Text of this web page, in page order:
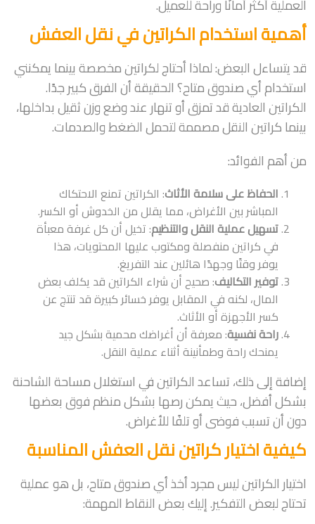
العملية أكثر أمانًا وراحة للعميل.
أهمية استخدام الكراتين في نقل العفش
قد يتساءل البعض: لماذا أحتاج لكراتين مخصصة بينما يمكنني
استخدام أي صندوق متاح؟ الحقيقة أن الفرق كبير جدًا.
الكراتين العادية قد تمزق أو تنهار عند وضع وزن ثقيل بداخلها،
بينما كراتين النقل مصممة لتحمل الضغط والصدمات.
من أهم الفوائد:
الحفاظ على سلامة الأثاث: الكراتين تمنع الاحتكاك
المباشر بين الأغراض، مما يقلل من الخدوش أو الكسر.
تسهيل عملية النقل والتنظيم: تخيل أن كل غرفة معبأة
في كراتين منفصلة ومكتوب عليها المحتويات، هذا
يوفر وقتًا وجهدًا هائلين عند التفريغ.
توفير التكاليف: صحيح أن شراء الكراتين قد يكلف بعض
المال، لكنه في المقابل يوفر خسائر كبيرة قد تنتج عن
كسر الأجهزة أو الأثاث.
راحة نفسية: معرفة أن أغراضك محمية بشكل جيد
يمنحك راحة وطمأنينة أثناء عملية النقل.
إضافة إلى ذلك، تساعد الكراتين في استغلال مساحة الشاحنة
بشكل أفضل، حيث يمكن رصها بشكل منظم فوق بعضها
دون أن تسبب فوضى أو تلفًا للأغراض.
كيفية اختيار كراتين نقل العفش المناسبة
اختيار الكراتين ليس مجرد أخذ أي صندوق متاح، بل هو عملية
تحتاج لبعض التفكير. إليك بعض النقاط المهمة: